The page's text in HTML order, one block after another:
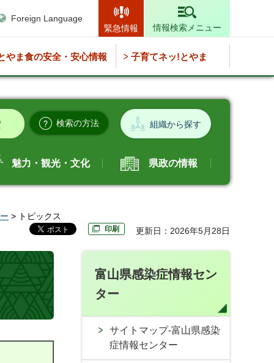
Foreign Language
緊急情報
情報検索メニュー
やま食の安全・安心情報 子育てネッ!とやま
検索の方法 組織から探す
魅力・観光・文化 県政の情報
> トピックス
印刷 更新日：2026年5月28日
富山県感染症情報セン
ター
サイトマップ-富山県感染
症情報センター